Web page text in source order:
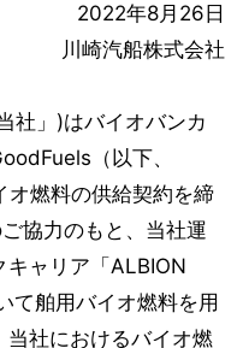
2022年8月26日
川崎汽船株式会社
社」)はバイオバンカ
（以下、
オ燃料の供給契約を締
協力のもと、当社運
キャリア「ALBION
て舶用バイオ燃料を用
当社におけるバイオ燃